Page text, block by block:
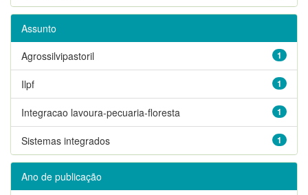
Assunto
1
Agrossilvipastoril
1
Ilpf
1
Integracao lavoura-pecuaria-floresta
1
Sistemas integrados
Ano de publicação